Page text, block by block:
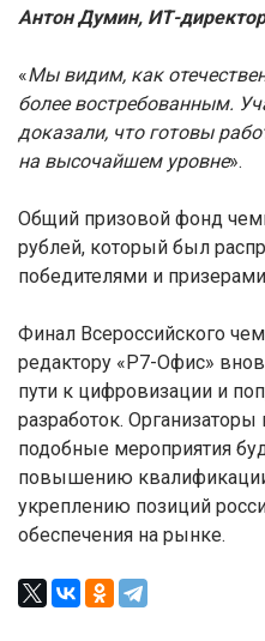
Антон Думин, ИТ-
«Мы видим, как
более востребованным.
доказали, что готовы
на высочайшем уровне».
Общий призовой фонд
рублей, который был
победителями и
Финал Всероссийского
редактору «Р7-Офис»
пути к цифровизации и
разработок.
подобные мероприятия
повышению
укреплению позиций
обеспечения на рынке.